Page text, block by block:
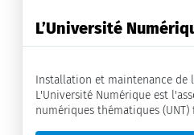
L’Université
Installation et maintenance de
L'Université Numérique est
numériques thématiques (UNT)